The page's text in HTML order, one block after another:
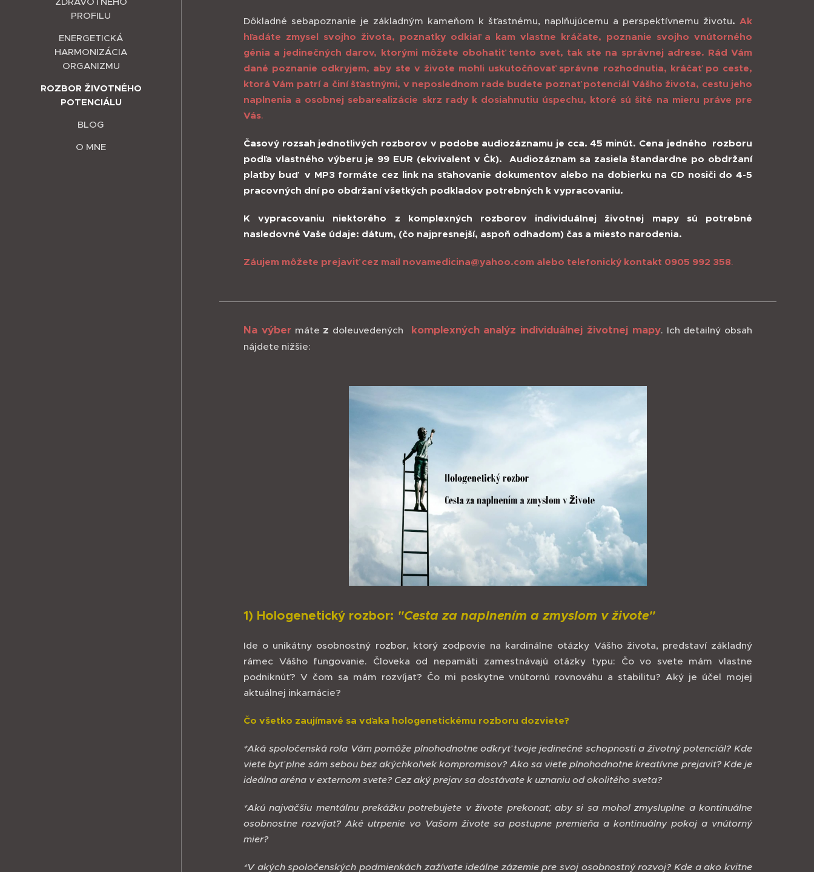
PROFILU
ENERGETICKÁ
HARMONIZÁCIA
ORGANIZMU
ROZBOR ŽIVOTNÉHO
POTENCIÁLU
BLOG
O MNE
Dôkladné sebapoznanie je základným kameňom k šťastnému, naplňujúcemu a perspektívnemu životu. Ak
hľadáte zmysel svojho života, poznatky odkiaľ a kam vlastne kráčate, poznanie svojho vnútorného
génia a jedinečných darov, ktorými môžete obohatiť tento svet, tak ste na správnej adrese. Rád Vám
dané poznanie odkryjem, aby ste v živote mohli uskutočňovať správne rozhodnutia, kráčať po ceste,
ktorá Vám patrí a činí šťastnými, v neposlednom rade budete poznať potenciál Vášho života, cestu jeho
naplnenia a osobnej sebarealizácie skrz rady k dosiahnutiu úspechu, ktoré sú šité na mieru práve pre
Vás.
Časový rozsah jednotlivých rozborov v podobe audiozáznamu je cca. 45 minút. Cena jedného rozboru
podľa vlastného výberu je 99 EUR (ekvivalent v Čk).
Audiozáznam sa zasiela štandardne po obdržaní
platby buď v MP3 formáte cez link na sťahovanie dokumentov alebo na dobierku na CD nosiči do 4-5
pracovných dní po obdržaní všetkých podkladov potrebných k vypracovaniu.
K vypracovaniu niektorého z komplexných rozborov individuálnej životnej mapy sú potrebné
nasledovné Vaše údaje: dátum, (čo najpresnejší, aspoň odhadom) čas a miesto narodenia.
Záujem môžete prejaviť cez mail novamedicina@yahoo.com alebo telefonický kontakt 0905 992 358.
Na výbermáte z doleuvedených komplexných analýz individuálnej životnej mapy. Ich detailný obsah
nájdete nižšie:
1) Hologenetický rozbor: "Cesta za naplnením a zmyslom v živote"
Ide o unikátny osobnostný rozbor, ktorý zodpovie na kardinálne otázky Vášho života, predstaví základný
rámec Vášho fungovanie. Človeka od nepamäti zamestnávajú otázky typu: Čo vo svete mám vlastne
podniknúť? V čom sa mám rozvíjať? Čo mi poskytne vnútornú rovnováhu a stabilitu? Aký je účel mojej
aktuálnej inkarnácie?
Čo všetko zaujímavé sa vďaka hologenetickému rozboru dozviete?
*Aká spoločenská rola Vám pomôže plnohodnotne odkryť tvoje jedinečné schopnosti a životný potenciál? Kde
viete byť plne sám sebou bez akýchkoľvek kompromisov? Ako sa viete plnohodnotne kreatívne prejaviť? Kde je
ideálna aréna v externom svete? Cez aký prejav sa dostávate k uznaniu od okolitého sveta?
*Akú najväčšiu mentálnu prekážku potrebujete v živote prekonať, aby si sa mohol zmysluplne a kontinuálne
osobnostne rozvíjať? Aké utrpenie vo Vašom živote sa postupne premieňa a kontinuálny pokoj a vnútorný
mier?
*V akých spoločenských podmienkách zažívate ideálne zázemie pre svoj osobnostný rozvoj? Kde a ako kvitne